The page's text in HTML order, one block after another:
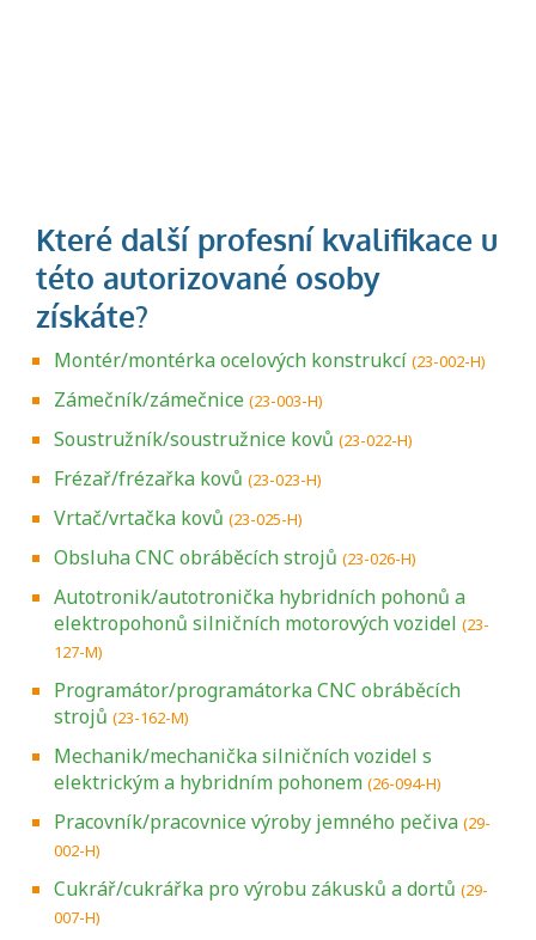
Montér/montérka ocelových konstrukcí (23-002-H)
Zámečník/zámečnice (23-003-H)
Soustružník/soustružnice kovů (23-022-H)
Frézař/frézařka kovů (23-023-H)
Vrtač/vrtačka kovů (23-025-H)
Obsluha CNC obráběcích strojů (23-026-H)
Autotronik/autotronička hybridních pohonů a
elektropohonů silničních motorových vozidel (23-
127-M)
Programátor/programátorka CNC obráběcích
strojů (23-162-M)
Mechanik/mechanička silničních vozidel s
elektrickým a hybridním pohonem (26-094-H)
Pracovník/pracovnice výroby jemného pečiva (29-
002-H)
Cukrář/cukrářka pro výrobu zákusků a dortů (29-
007-H)